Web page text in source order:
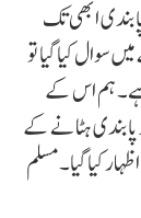
ابھی تک
سوال کیا گیا تو
ہے۔ ہم اس کے
ہٹانے کے
کیا گیا۔مسلم